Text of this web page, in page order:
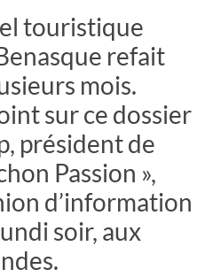
touristique
refait
mois.
sur ce dossier
président de
Passion »,
d’information
soir, aux